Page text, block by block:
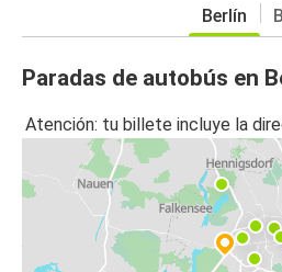
Berlín
Paradas de autobús en
Atención: tu billete incluye la